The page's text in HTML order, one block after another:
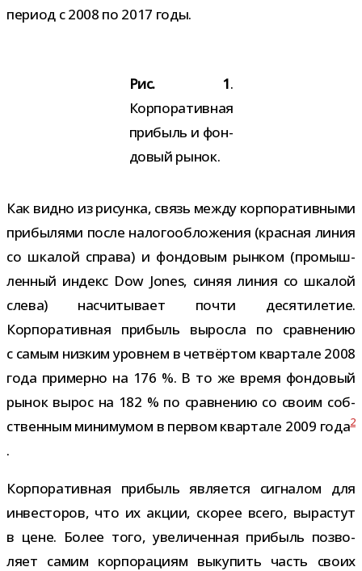
период с 2008 по 2017 годы.
Рис. 1.
Корпоративная
при­быль и фон­
до­вый рынок.
Как видно из рисунка, связь между кор­по­ра­тив­ными
при­бы­лями после нало­го­об­ло­же­ния (крас­ная линия
со шка­лой справа) и фон­до­вым рын­ком (про­мыш­
лен­ный индекс Dow Jones, синяя линия со шка­лой
слева) насчи­ты­вает почти деся­ти­ле­тие.
Корпоративная при­быль выросла по срав­не­нию
с самым низ­ким уров­нем в чет­вёр­том квар­тале 2008
года при­мерно на 176 %. В то же время фон­до­вый
рынок вырос на 182 % по срав­не­нию со своим соб­
ствен­ным мини­му­мом в пер­вом квар­тале 2009 года2
.
Корпоративная при­быль явля­ется сиг­на­лом для
инве­сто­ров, что их акции, ско­рее всего, вырас­тут
в цене. Более того, уве­ли­чен­ная при­быль поз­во­
ляет самим кор­по­ра­циям выку­пить часть своих